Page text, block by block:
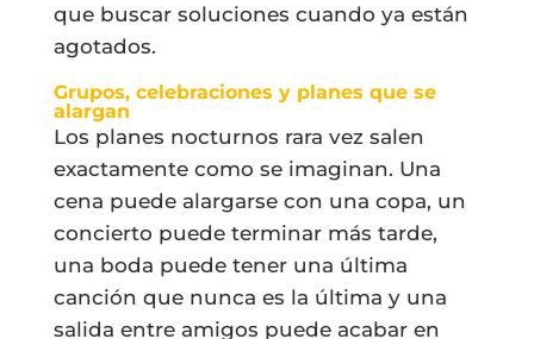
que buscar soluciones cuando ya están
agotados.
Grupos, celebraciones y planes que se
alargan
Los planes nocturnos rara vez salen
exactamente como se imaginan. Una
cena puede alargarse con una copa, un
concierto puede terminar más tarde,
una boda puede tener una última
canción que nunca es la última y una
salida entre amigos puede acabar en